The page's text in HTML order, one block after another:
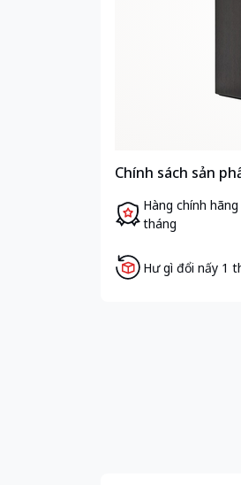
Chính sách sản
Hàng chính
tháng
Hư gì đổi nấy 1